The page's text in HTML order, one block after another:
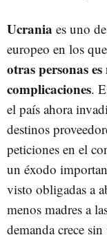
Ucrania es uno
europeo en los que
otras personas
complicaciones.
el país ahora
destinos
peticiones en el
un éxodo
visto obligadas a
menos madres a
demanda crece sin